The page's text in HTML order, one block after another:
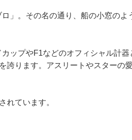
」。その名の通り、船の小窓のよ
ップやF1などのオフィシャル計器
誇ります。アスリートやスターの
れています。